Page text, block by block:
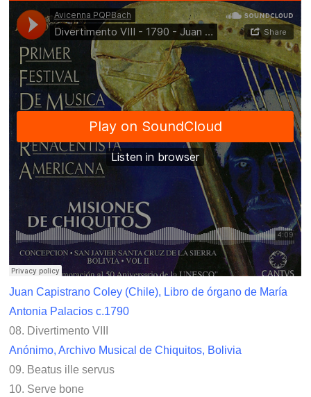
Juan Capistrano Coley (Chile), Libro de órgano de María
Antonia Palacios c.1790
08. Divertimento VIII
Anónimo, Archivo Musical de Chiquitos, Bolivia
09. Beatus ille servus
10. Serve bone